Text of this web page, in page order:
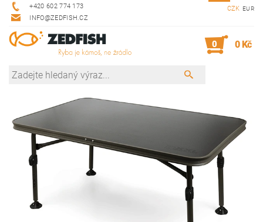
+420 602 774 173
INFO@ZEDFISH.CZ
CZK EUR
0 0 Kč